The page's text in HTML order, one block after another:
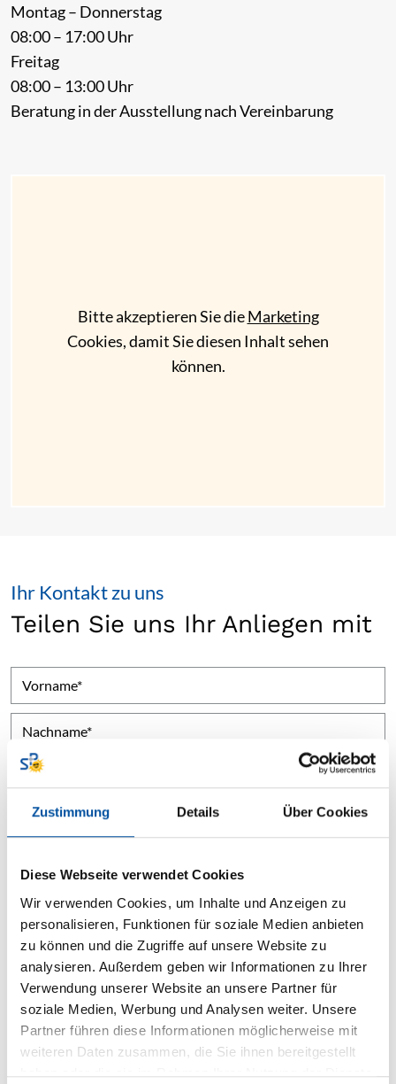
Zustimmung Details Über Cookies
Diese Webseite verwendet Cookies
Wir verwenden Cookies, um Inhalte und Anzeigen zu
personalisieren, Funktionen für soziale Medien anbieten
zu können und die Zugriffe auf unsere Website zu
analysieren. Außerdem geben wir Informationen zu Ihrer
Verwendung unserer Website an unsere Partner für
soziale Medien, Werbung und Analysen weiter. Unsere
Partner führen diese Informationen möglicherweise mit
weiteren Daten zusammen, die Sie ihnen bereitgestellt
haben oder die sie im Rahmen Ihrer Nutzung der Dienste
Montag – Donnerstag
08:00 – 17:00 Uhr
Freitag
08:00 – 13:00 Uhr
Beratung in der Ausstellung nach Vereinbarung
Bitte akzeptieren Sie dieMarketing
Cookies, damit Sie diesen Inhalt sehen
können.
Ihr Kontakt zu uns
Teilen Sie uns Ihr Anliegen mit
Vorname
Nachname
Straße, Nr.
PLZ, Ort
Ich wünsche eine Kontaktaufnahme per
E-Mail Telefon
Telefon
E-Mail
Ich interessiere mich für: